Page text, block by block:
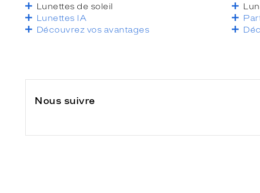
Lunettes de soleil
Lunettes IA
Découvrez vos avantages
Nous suivre